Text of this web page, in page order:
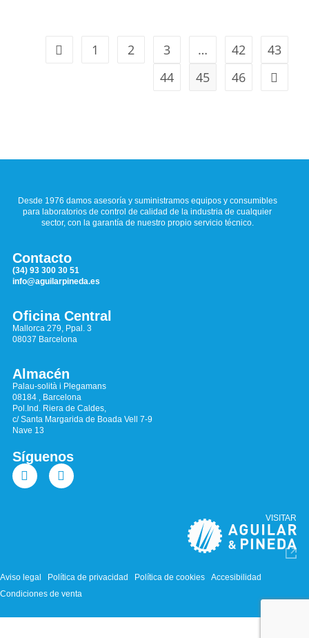
1 2 3 … 42
43
44
45 46
Desde 1976 damos asesoría y suministramos equipos y consumibles
para laboratorios de control de calidad de la industria de cualquier
sector, con la garantía de nuestro propio servicio técnico.
Contacto
(34) 93 300 30 51
info@aguilarpineda.es
Oficina Central
Mallorca 279, Ppal. 3
08037 Barcelona
Almacén
Palau-solità i Plegamans
08184 , Barcelona
Pol.Ind. Riera de Caldes,
c/ Santa Margarida de Boada Vell 7-9
Nave 13
Síguenos
VISITAR
Aviso legal Política de privacidad Política de cookies
Accesibilidad
Condiciones de venta